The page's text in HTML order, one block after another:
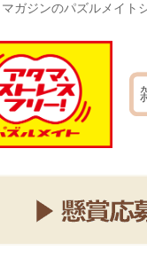
ガジンのパズルメイト